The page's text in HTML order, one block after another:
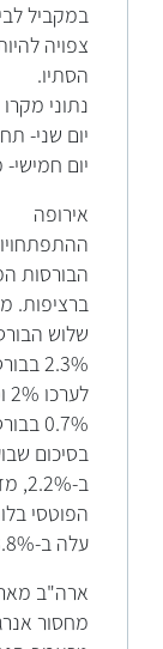
במקביל
צפויה
הסתיו.
נתוני
יום שני-
יום
אירופה
הבורסות
ברציפות.
שלוש
0.7% בבורסת לונדון.
עלה ב-3.8%.
ארה"ב
מחסור